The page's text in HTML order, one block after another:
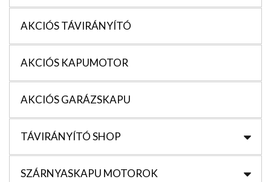
AKCIÓS TÁVIRÁNYÍTÓ
AKCIÓS KAPUMOTOR
AKCIÓS GARÁZSKAPU
TÁVIRÁNYÍTÓ SHOP
SZÁRNYASKAPU MOTOROK